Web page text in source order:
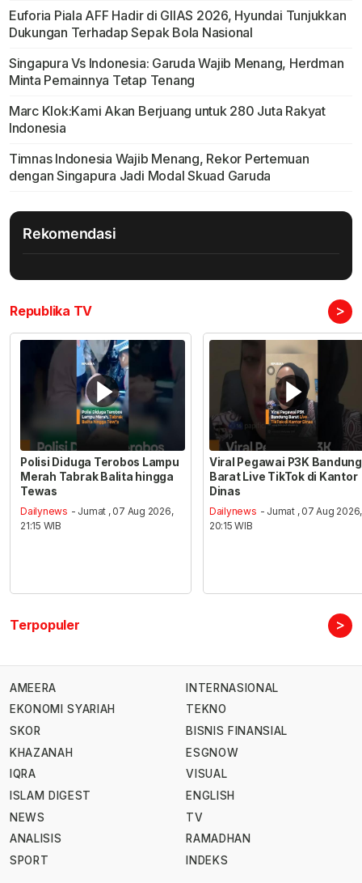
Euforia Piala AFF Hadir di GIIAS 2026, Hyundai Tunjukkan
Dukungan Terhadap Sepak Bola Nasional
Singapura Vs Indonesia: Garuda Wajib Menang, Herdman
Minta Pemainnya Tetap Tenang
Marc Klok:Kami Akan Berjuang untuk 280 Juta Rakyat
Indonesia
Timnas Indonesia Wajib Menang, Rekor Pertemuan
dengan Singapura Jadi Modal Skuad Garuda
Rekomendasi
Republika TV >
Polisi Diduga Terobos Lampu
Merah Tabrak Balita hingga
Tewas
Dailynews - Jumat , 07 Aug 2026,
21:15 WIB
Viral Pegawai P3K Bandung
Barat Live TikTok di Kantor
Dinas
Dailynews - Jumat , 07 Aug 2026,
20:15 WIB
Terpopuler >
AMEERA
EKONOMI SYARIAH
SKOR
KHAZANAH
IQRA
ISLAM DIGEST
NEWS
ANALISIS
SPORT
INTERNASIONAL
TEKNO
BISNIS FINANSIAL
ESGNOW
VISUAL
ENGLISH
TV
RAMADHAN
INDEKS